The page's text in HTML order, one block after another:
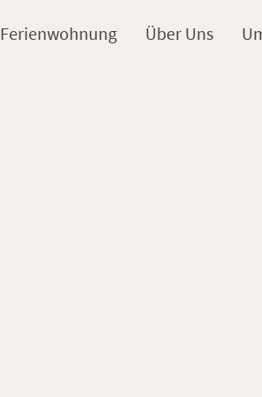
Ferienwohnung Über Uns